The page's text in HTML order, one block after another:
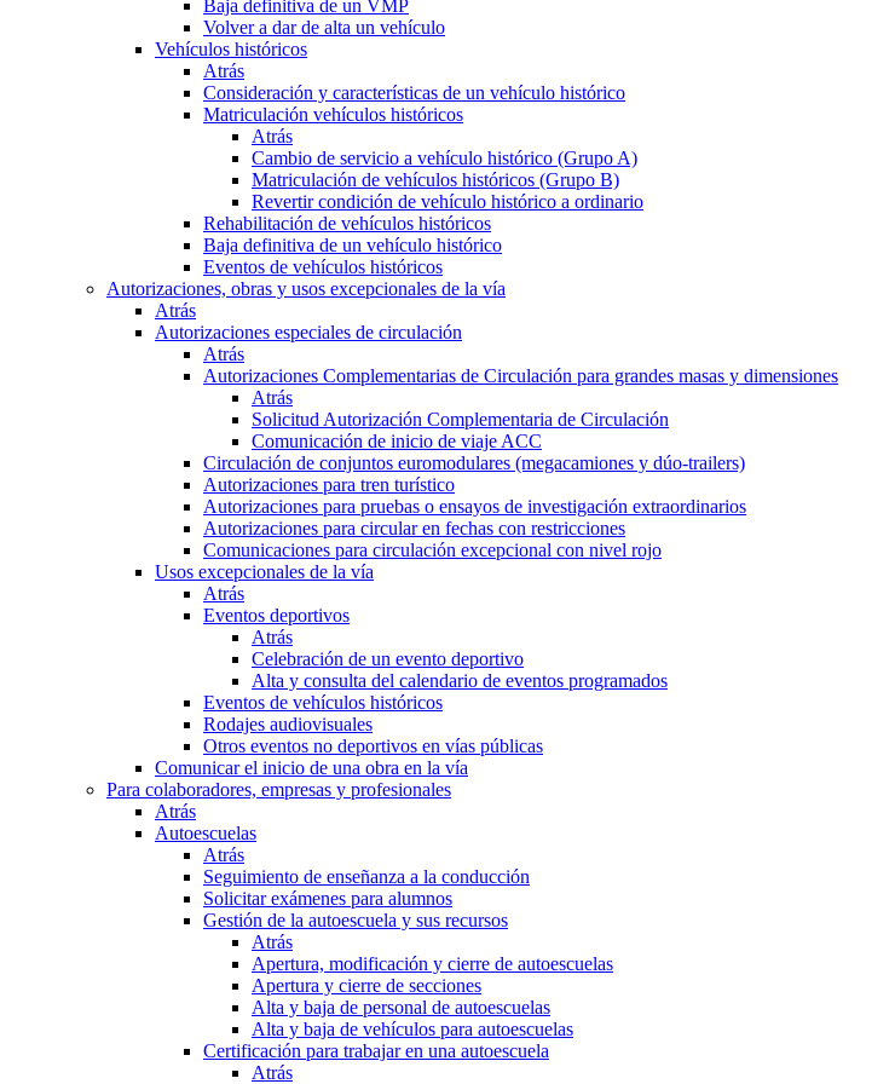
Baja definitiva de un VMP
Volver a dar de alta un vehículo
Vehículos históricos
Atrás
Consideración y características de un vehículo histórico
Matriculación vehículos históricos
Atrás
Cambio de servicio a vehículo histórico (Grupo A)
Matriculación de vehículos históricos (Grupo B)
Revertir condición de vehículo histórico a ordinario
Rehabilitación de vehículos históricos
Baja definitiva de un vehículo histórico
Eventos de vehículos históricos
Autorizaciones, obras y usos excepcionales de la vía
Atrás
Autorizaciones especiales de circulación
Atrás
Autorizaciones Complementarias de Circulación para grandes masas y dimensiones
Atrás
Solicitud Autorización Complementaria de Circulación
Comunicación de inicio de viaje ACC
Circulación de conjuntos euromodulares (megacamiones y dúo-trailers)
Autorizaciones para tren turístico
Autorizaciones para pruebas o ensayos de investigación extraordinarios
Autorizaciones para circular en fechas con restricciones
Comunicaciones para circulación excepcional con nivel rojo
Usos excepcionales de la vía
Atrás
Eventos deportivos
Atrás
Celebración de un evento deportivo
Alta y consulta del calendario de eventos programados
Eventos de vehículos históricos
Rodajes audiovisuales
Otros eventos no deportivos en vías públicas
Comunicar el inicio de una obra en la vía
Para colaboradores, empresas y profesionales
Atrás
Autoescuelas
Atrás
Seguimiento de enseñanza a la conducción
Solicitar exámenes para alumnos
Gestión de la autoescuela y sus recursos
Atrás
Apertura, modificación y cierre de autoescuelas
Apertura y cierre de secciones
Alta y baja de personal de autoescuelas
Alta y baja de vehículos para autoescuelas
Certificación para trabajar en una autoescuela
Atrás